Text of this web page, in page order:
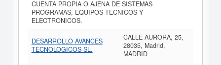
CUENTA PROPIA O AJENA DE SISTEMAS
PROGRAMAS, EQUIPOS TECNICOS Y
ELECTRONICOS.
DESARROLLO AVANCES
TECNOLOGICOS SL.
CALLE AURORA, 25,
28035, Madrid,
MADRID